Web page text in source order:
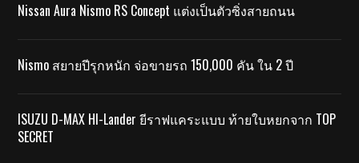
Nissan Aura Nismo RS Concept แต่งเป็นตัวซิ่งสายถนน
Nismo สยายปีรุกหนัก จ่อขายรถ 150,000 คัน ใน 2 ปี
ISUZU D-MAX HI-Lander ยีราฟแคระแบบ ท้ายใบหยกจาก TOP
SECRET